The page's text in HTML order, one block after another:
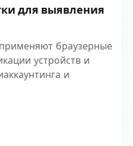
для выявления
браузерные
устройств и
и